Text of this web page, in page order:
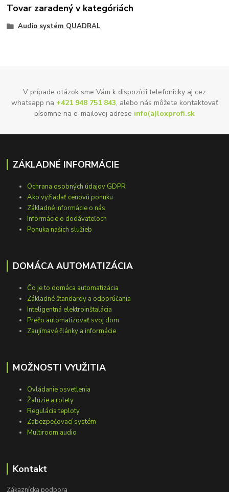
Tovar zaradený v kategóriách
Audio systém QUADRAL
V prípade otázok sme Vám k dispozícii telefonicky aj cez
whatsapp na +421 948 751 843, alebo nás môžete kontaktovať
písomne na e-mailovej adrese info(a)loxprofi.sk
ZÁKLADNÉ INFORMÁCIE
Ochrana osobných údajov GDPR
Ako vyžiadať cenovú ponuku
Základné informácie o nás
Informácie o dodávateľoch
Ponuka našich služieb
DOMÁCA AUTOMATIZÁCIA
Čo je to domáca automatizácia
Základné štandardy a odporúčania
Inteligentná elektroinštalácia
Prečo automatizovať svoj dom
Zaujímavé články a informácie
MOŽNOSTI VYUŽITIA
Ovládanie osvetlenia
Žalúzie a rolety
Regulácia teploty
Zabezpečovací systém
Multiroom audio
Kontakt
Zákaznícka podpora